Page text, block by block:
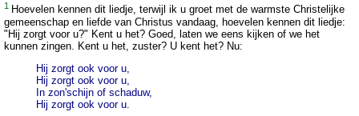
1
Hoevelen kennen dit liedje, terwijl ik u groet met de warmste Christelijke
gemeenschap en liefde van Christus vandaag, hoevelen kennen dit liedje:
"Hij zorgt voor u?" Kent u het? Goed, laten we eens kijken of we het
kunnen zingen. Kent u het, zuster? U kent het? Nu:
Hij zorgt ook voor u,
Hij zorgt ook voor u,
In zon'schijn of schaduw,
Hij zorgt ook voor u.